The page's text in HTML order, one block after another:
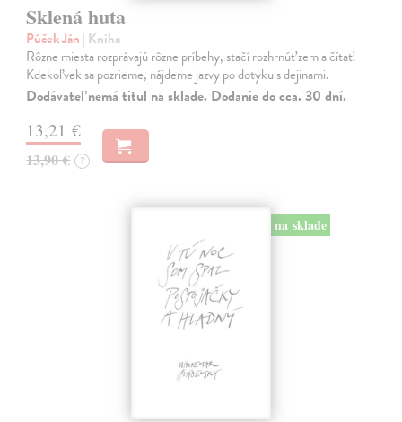
Sklená huta
Púček Ján | Kniha
Rôzne miesta rozprávajú rôzne príbehy, stačí rozhrnúť zem a čítať.
Kdekoľvek sa pozrieme, nájdeme jazvy po dotyku s dejinami.
Dodávateľ nemá titul na sklade. Dodanie do cca. 30 dní.
13,21 €
13,90 € ?
na sklade